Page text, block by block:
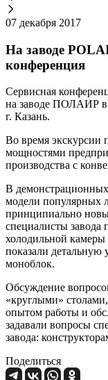
07 декабря 2017
На заводе
конференция
Сервисная
на заводе ПОЛАИР в
г. Казань.
Во время экскурсии
мощностями
производства с
В
модели популярных
принципиально
специалисты завода
холодильной
показали детальную
моноблок.
Обсуждение
«круглыми»
опытом работы и
задавали вопросы
завода:
Поделиться